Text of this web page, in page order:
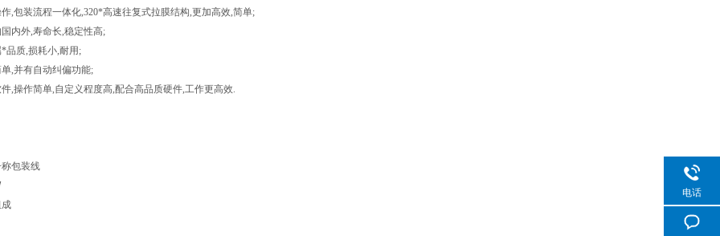
,包装流程一体化,320*高速往复式拉膜结构,更加高效,简单;
内外,寿命长,稳定性高;
*品质,损耗小,耐用;
,并有自动纠偏功能;
,操作简单,自定义程度高,配合高品质硬件,工作更高效.
包装线
成
电话